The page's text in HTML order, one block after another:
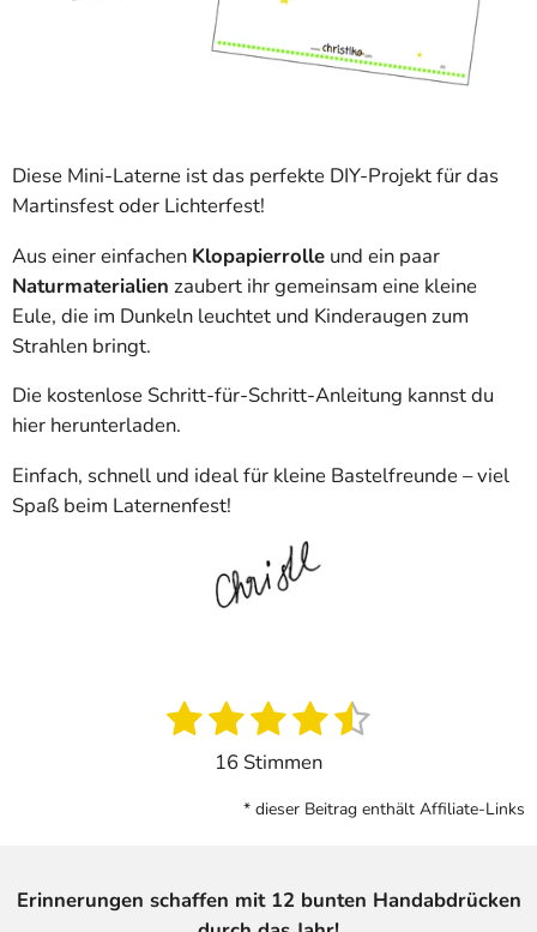
Diese Mini-Laterne ist das perfekte DIY-Projekt für das
Martinsfest oder Lichterfest!
Aus einer einfachen Klopapierrolle und ein paar
Naturmaterialien zaubert ihr gemeinsam eine kleine
Eule, die im Dunkeln leuchtet und Kinderaugen zum
Strahlen bringt.
Die kostenlose Schritt-für-Schritt-Anleitung kannst du
hier herunterladen.
Einfach, schnell und ideal für kleine Bastelfreunde – viel
Spaß beim Laternenfest!
u
1
n
2
S
n
3
S
t
n
4
S
t
n
5
t
e
n
r
n
16 Stimmen
* dieser Beitrag enthält Affiliate-Links
Erinnerungen schaffen mit 12 bunten Handabdrücken